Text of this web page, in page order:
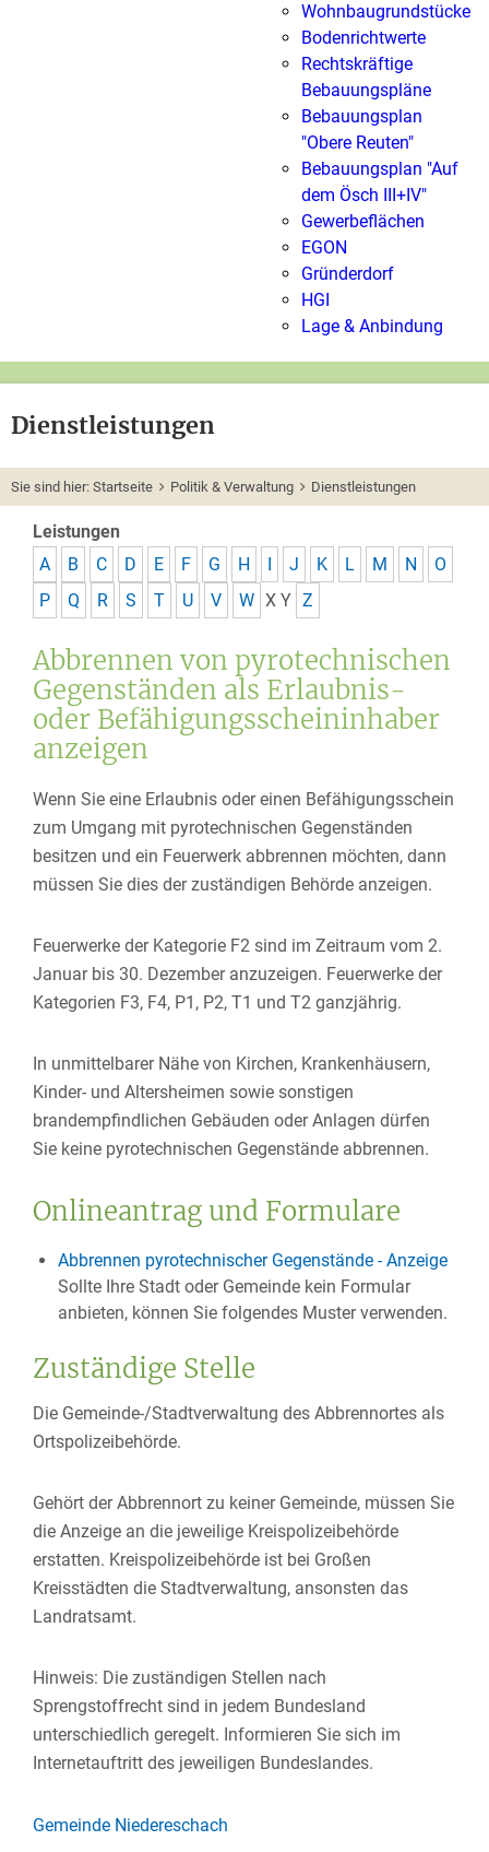
Wohnbaugrundstücke
Bodenrichtwerte
Rechtskräftige
Bebauungspläne
Bebauungsplan
"Obere Reuten"
Bebauungsplan "Auf
dem Ösch III+IV"
Gewerbeflächen
EGON
Gründerdorf
HGI
Lage & Anbindung
Dienstleistungen
Sie sind hier: Startseite Politik & Verwaltung Dienstleistungen
Leistungen
A
B C D E F G H I J K L M N
O
P
Q R S T U V W X Y Z
Abbrennen von pyrotechnischen
Gegenständen als Erlaubnis-
oder Befähigungsscheininhaber
anzeigen
Wenn Sie eine Erlaubnis oder einen Befähigungsschein
zum Umgang mit pyrotechnischen Gegenständen
besitzen und ein Feuerwerk abbrennen möchten, dann
müssen Sie dies der zuständigen Behörde anzeigen.
Feuerwerke der Kategorie F2 sind im Zeitraum vom 2.
Januar bis 30. Dezember anzuzeigen. Feuerwerke der
Kategorien F3, F4, P1, P2, T1 und T2 ganzjährig.
In unmittelbarer Nähe von Kirchen, Krankenhäusern,
Kinder- und Altersheimen sowie sonstigen
brandempfindlichen Gebäuden oder Anlagen dürfen
Sie keine pyrotechnischen Gegenstände abbrennen.
Onlineantrag und Formulare
Abbrennen pyrotechnischer Gegenstände - Anzeige
Sollte Ihre Stadt oder Gemeinde kein Formular
anbieten, können Sie folgendes Muster verwenden.
Zuständige Stelle
Die Gemeinde-/Stadtverwaltung des Abbrennortes als
Ortspolizeibehörde.
Gehört der Abbrennort zu keiner Gemeinde, müssen Sie
die Anzeige an die jeweilige Kreispolizeibehörde
erstatten. Kreispolizeibehörde ist bei Großen
Kreisstädten die Stadtverwaltung, ansonsten das
Landratsamt.
Hinweis: Die zuständigen Stellen nach
Sprengstoffrecht sind in jedem Bundesland
unterschiedlich geregelt. Informieren Sie sich im
Internetauftritt des jeweiligen Bundeslandes.
Gemeinde Niedereschach